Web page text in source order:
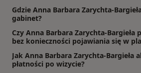
Gdzie Anna Barbara Zarychta-
gabinet?
Czy Anna Barbara Zarychta-Bargieła
bez konieczności pojawiania się w
Jak Anna Barbara Zarychta-Bargieła
płatności po wizycie?